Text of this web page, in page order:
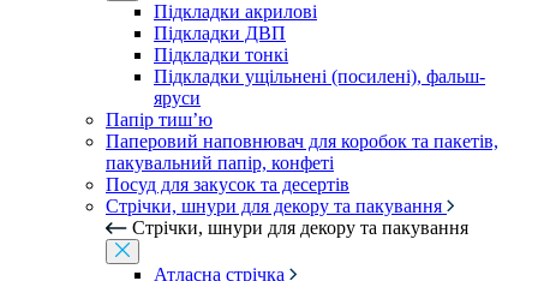
Підкладки акрилові
Підкладки ДВП
Підкладки тонкі
Підкладки ущільнені (посилені), фальш-
яруси
Папір тиш’ю
Паперовий наповнювач для коробок та пакетів,
пакувальний папір, конфеті
Посуд для закусок та десертів
Стрічки, шнури для декору та пакування
Стрічки, шнури для декору та пакування
Атласна стрічка